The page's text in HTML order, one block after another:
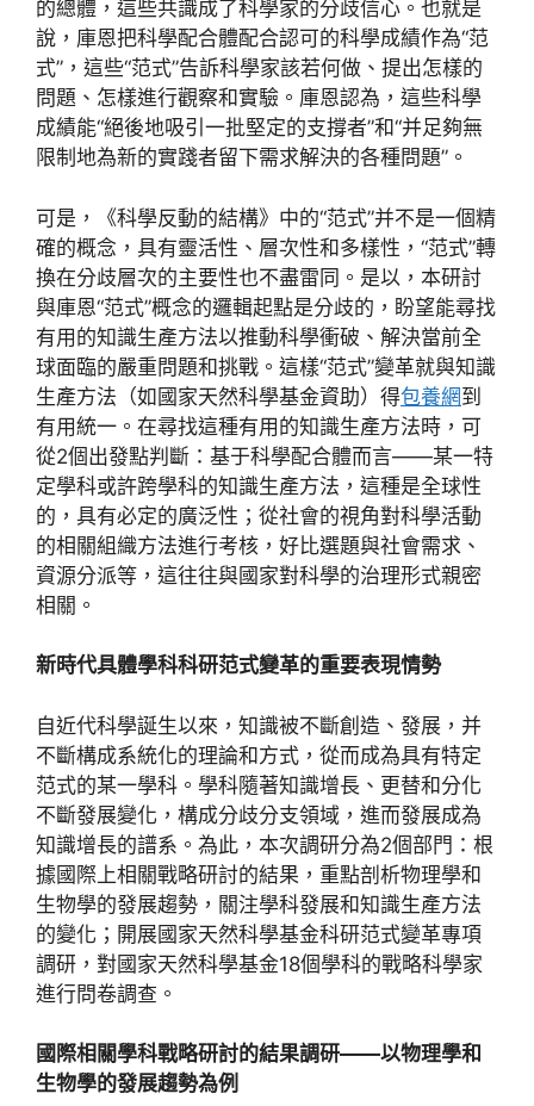
的總體，這些共識成了科學家的分歧信心。也就是
說，庫恩把科學配合體配合認可的科學成績作為“范
式”，這些“范式”告訴科學家該若何做、提出怎樣的
問題、怎樣進行觀察和實驗。庫恩認為，這些科學
成績能“絕後地吸引一批堅定的支撐者”和“并足夠無
限制地為新的實踐者留下需求解決的各種問題”。
可是，《科學反動的結構》中的“范式”并不是一個精
確的概念，具有靈活性、層次性和多樣性，“范式”轉
換在分歧層次的主要性也不盡雷同。是以，本研討
與庫恩“范式”概念的邏輯起點是分歧的，盼望能尋找
有用的知識生產方法以推動科學衝破、解決當前全
球面臨的嚴重問題和挑戰。這樣“范式”變革就與知識
生產方法（如國家天然科學基金資助）得包養網到
有用統一。在尋找這種有用的知識生產方法時，可
從2個出發點判斷：基于科學配合體而言——某一特
定學科或許跨學科的知識生產方法，這種是全球性
的，具有必定的廣泛性；從社會的視角對科學活動
的相關組織方法進行考核，好比選題與社會需求、
資源分派等，這往往與國家對科學的治理形式親密
相關。
新時代具體學科科研范式變革的重要表現情勢
自近代科學誕生以來，知識被不斷創造、發展，并
不斷構成系統化的理論和方式，從而成為具有特定
范式的某一學科。學科隨著知識增長、更替和分化
不斷發展變化，構成分歧分支領域，進而發展成為
知識增長的譜系。為此，本次調研分為2個部門：根
據國際上相關戰略研討的結果，重點剖析物理學和
生物學的發展趨勢，關注學科發展和知識生產方法
的變化；開展國家天然科學基金科研范式變革專項
調研，對國家天然科學基金18個學科的戰略科學家
進行問卷調查。
國際相關學科戰略研討的結果調研——以物理學和
生物學的發展趨勢為例